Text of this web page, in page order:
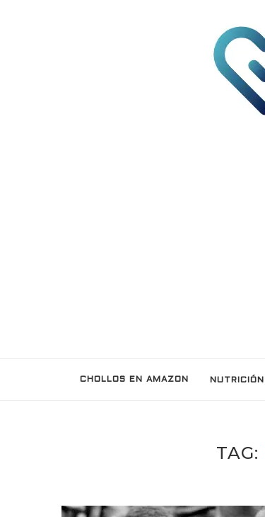
CHOLLOS EN AMAZON NUTRICIÓN
TAG: